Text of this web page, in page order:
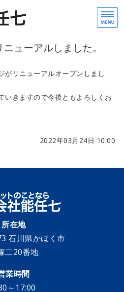
防虫ネット・防虫網の
ューアルしました。
がリニューアルオープンしまし
いきますので今後ともよろしくお
2022年03月24日 10:00
所在地
石川県かほく市
二20番地
業時間
～17:00